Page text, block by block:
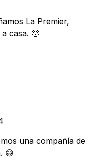
La Premier,
casa. 🥺
una compañía de
😅